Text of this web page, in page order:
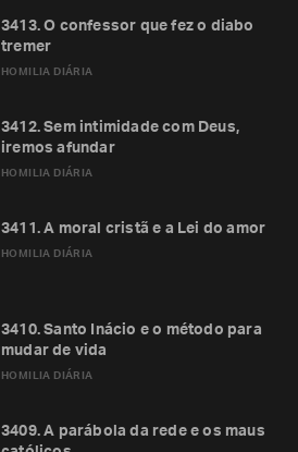
HOMILIA DIÁRIA
3413. O confessor que fez o diabo
tremer
HOMILIA DIÁRIA
3412. Sem intimidade com Deus,
iremos afundar
HOMILIA DIÁRIA
3411. A moral cristã e a Lei do amor
HOMILIA DIÁRIA
3410. Santo Inácio e o método para
mudar de vida
3409. A parábola da rede e os maus